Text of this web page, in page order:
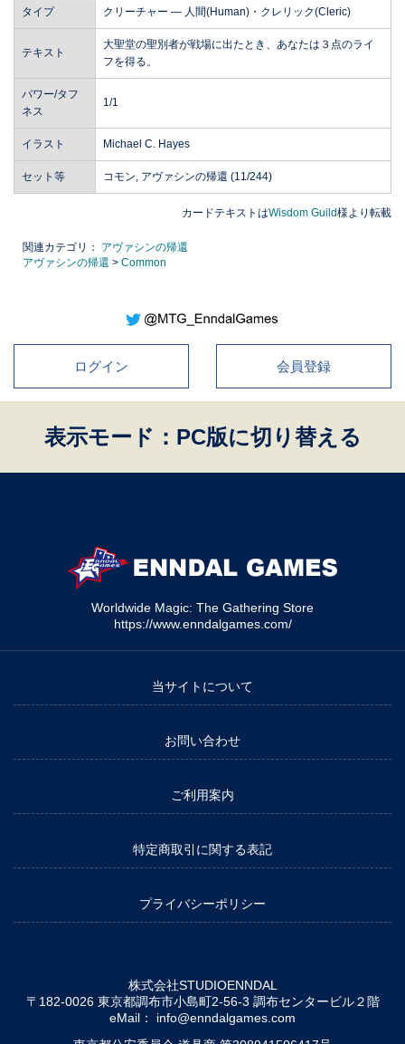
タイプ クリーチャー ― 人間(Human)・クレリック(Cleric)
テキスト
大聖堂の聖別者が戦場に出たとき、あなたは３点のライ
フを得る。
パワー/タフ
ネス
1/1
イラスト Michael C. Hayes
セット等 コモン, アヴァシンの帰還 (11/244)
カードテキストはWisdom Guild様より転載
関連カテゴリ：
アヴァシンの帰還
アヴァシンの帰還 > Common
ログイン 会員登録
表示モード：PC版に切り替える
Worldwide Magic: The Gathering Store
https://www.enndalgames.com/
当サイトについて
お問い合わせ
ご利用案内
特定商取引に関する表記
プライバシーポリシー
株式会社STUDIOENNDAL
〒182-0026 東京都調布市小島町2-56-3 調布センタービル２階
eMail： info@enndalgames.com